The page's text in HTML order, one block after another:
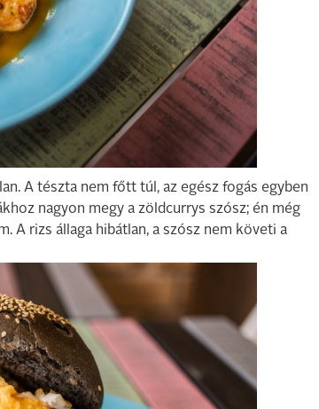
A tészta nem főtt túl, az egész fogás egyben
nagyon megy a zöldcurrys szósz; én még
A rizs állaga hibátlan, a szósz nem követi a